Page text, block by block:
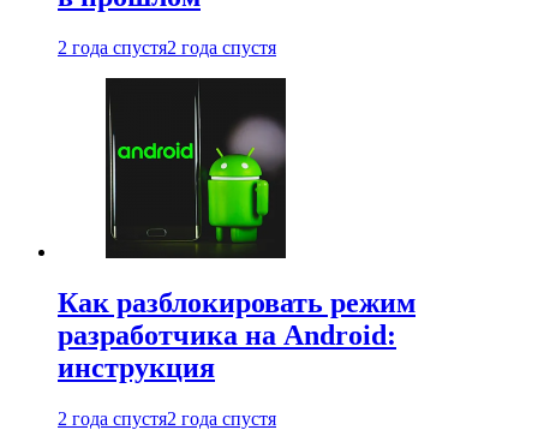
2 года спустя2 года спустя
Как разблокировать режим
разработчика на Android:
инструкция
2 года спустя2 года спустя